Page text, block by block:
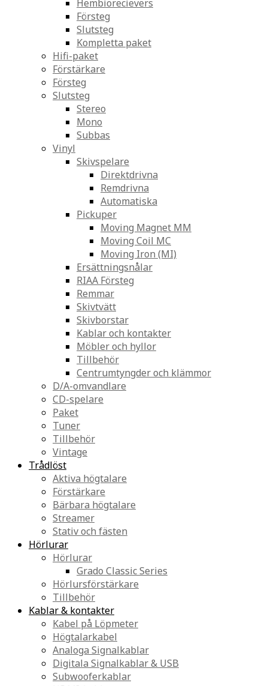
Hembiorecievers
Försteg
Slutsteg
Kompletta paket
Hifi-paket
Förstärkare
Försteg
Slutsteg
Stereo
Mono
Subbas
Vinyl
Skivspelare
Direktdrivna
Remdrivna
Automatiska
Pickuper
Moving Magnet MM
Moving Coil MC
Moving Iron (MI)
Ersättningsnålar
RIAA Försteg
Remmar
Skivtvätt
Skivborstar
Kablar och kontakter
Möbler och hyllor
Tillbehör
Centrumtyngder och klämmor
D/A-omvandlare
CD-spelare
Paket
Tuner
Tillbehör
Vintage
Trådlöst
Aktiva högtalare
Förstärkare
Bärbara högtalare
Streamer
Stativ och fästen
Hörlurar
Hörlurar
Grado Classic Series
Hörlursförstärkare
Tillbehör
Kablar & kontakter
Kabel på Löpmeter
Högtalarkabel
Analoga Signalkablar
Digitala Signalkablar & USB
Subwooferkablar